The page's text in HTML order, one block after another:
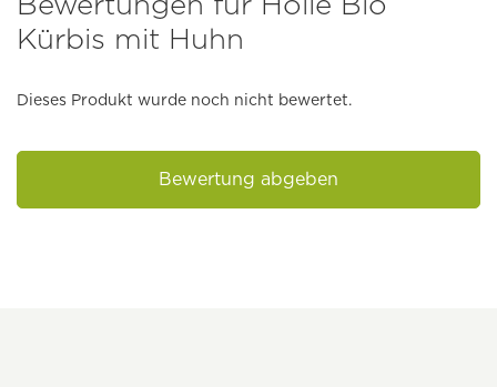
Kürbis mit Huhn
Dieses Produkt wurde noch nicht bewertet.
Bewertung abgeben